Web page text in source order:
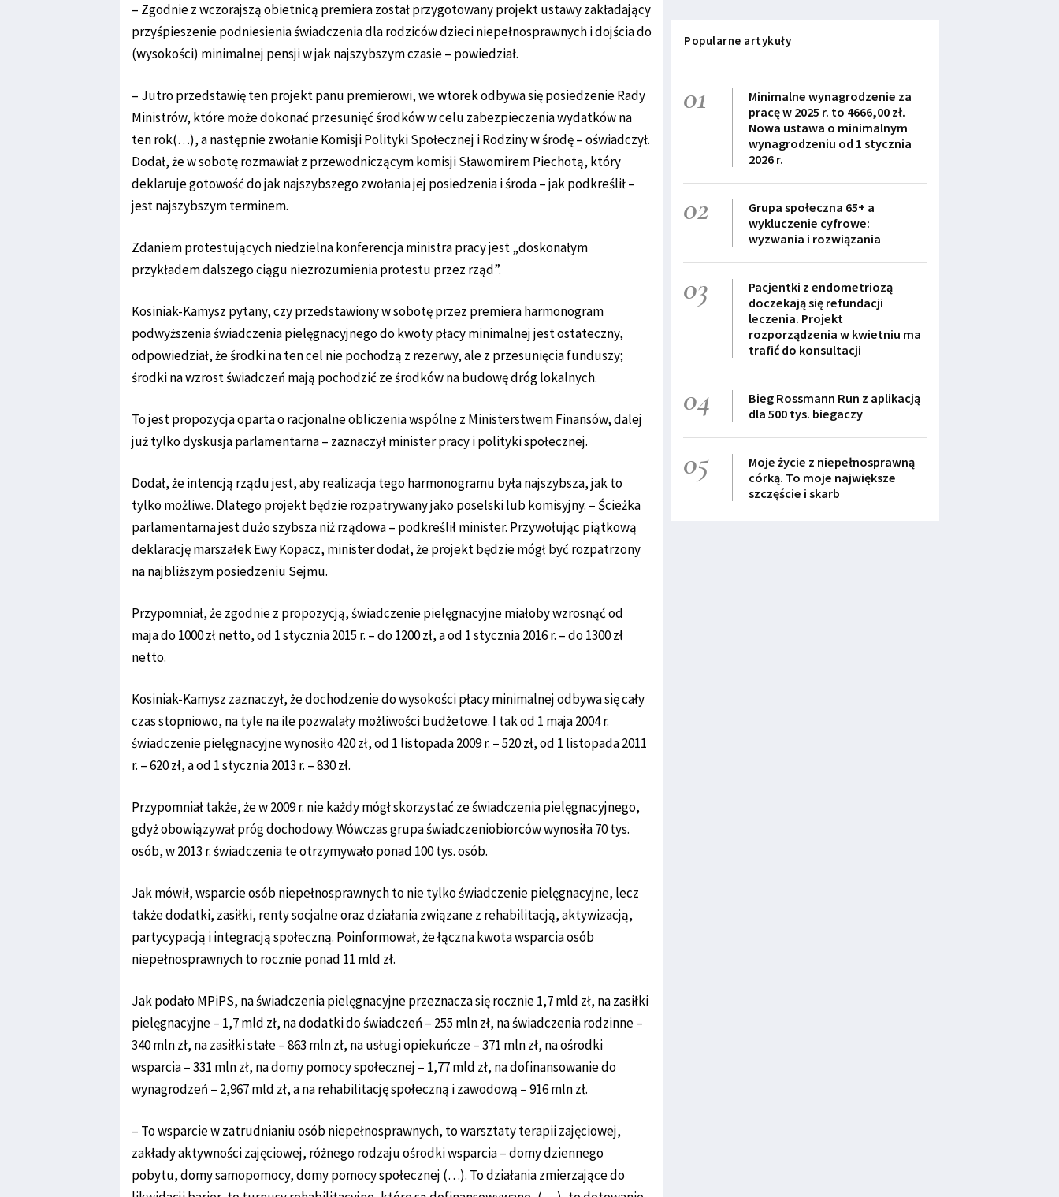
– Zgodnie z wczorajszą obietnicą premiera został przygotowany projekt ustawy zakładający
przyśpieszenie podniesienia świadczenia dla rodziców dzieci niepełnosprawnych i dojścia do
(wysokości) minimalnej pensji w jak najszybszym czasie – powiedział.
– Jutro przedstawię ten projekt panu premierowi, we wtorek odbywa się posiedzenie Rady
Ministrów, które może dokonać przesunięć środków w celu zabezpieczenia wydatków na
ten rok(…), a następnie zwołanie Komisji Polityki Społecznej i Rodziny w środę – oświadczył.
Dodał, że w sobotę rozmawiał z przewodniczącym komisji Sławomirem Piechotą, który
deklaruje gotowość do jak najszybszego zwołania jej posiedzenia i środa – jak podkreślił –
jest najszybszym terminem.
Zdaniem protestujących niedzielna konferencja ministra pracy jest „doskonałym
przykładem dalszego ciągu niezrozumienia protestu przez rząd”.
Kosiniak-Kamysz pytany, czy przedstawiony w sobotę przez premiera harmonogram
podwyższenia świadczenia pielęgnacyjnego do kwoty płacy minimalnej jest ostateczny,
odpowiedział, że środki na ten cel nie pochodzą z rezerwy, ale z przesunięcia funduszy;
środki na wzrost świadczeń mają pochodzić ze środków na budowę dróg lokalnych.
To jest propozycja oparta o racjonalne obliczenia wspólne z Ministerstwem Finansów, dalej
już tylko dyskusja parlamentarna – zaznaczył minister pracy i polityki społecznej.
Dodał, że intencją rządu jest, aby realizacja tego harmonogramu była najszybsza, jak to
tylko możliwe. Dlatego projekt będzie rozpatrywany jako poselski lub komisyjny. – Ścieżka
parlamentarna jest dużo szybsza niż rządowa – podkreślił minister. Przywołując piątkową
deklarację marszałek Ewy Kopacz, minister dodał, że projekt będzie mógł być rozpatrzony
na najbliższym posiedzeniu Sejmu.
Przypomniał, że zgodnie z propozycją, świadczenie pielęgnacyjne miałoby wzrosnąć od
maja do 1000 zł netto, od 1 stycznia 2015 r. – do 1200 zł, a od 1 stycznia 2016 r. – do 1300 zł
netto.
Kosiniak-Kamysz zaznaczył, że dochodzenie do wysokości płacy minimalnej odbywa się cały
czas stopniowo, na tyle na ile pozwalały możliwości budżetowe. I tak od 1 maja 2004 r.
świadczenie pielęgnacyjne wynosiło 420 zł, od 1 listopada 2009 r. – 520 zł, od 1 listopada 2011
r. – 620 zł, a od 1 stycznia 2013 r. – 830 zł.
Przypomniał także, że w 2009 r. nie każdy mógł skorzystać ze świadczenia pielęgnacyjnego,
gdyż obowiązywał próg dochodowy. Wówczas grupa świadczeniobiorców wynosiła 70 tys.
osób, w 2013 r. świadczenia te otrzymywało ponad 100 tys. osób.
Jak mówił, wsparcie osób niepełnosprawnych to nie tylko świadczenie pielęgnacyjne, lecz
także dodatki, zasiłki, renty socjalne oraz działania związane z rehabilitacją, aktywizacją,
partycypacją i integracją społeczną. Poinformował, że łączna kwota wsparcia osób
niepełnosprawnych to rocznie ponad 11 mld zł.
Jak podało MPiPS, na świadczenia pielęgnacyjne przeznacza się rocznie 1,7 mld zł, na zasiłki
pielęgnacyjne – 1,7 mld zł, na dodatki do świadczeń – 255 mln zł, na świadczenia rodzinne –
340 mln zł, na zasiłki stałe – 863 mln zł, na usługi opiekuńcze – 371 mln zł, na ośrodki
wsparcia – 331 mln zł, na domy pomocy społecznej – 1,77 mld zł, na dofinansowanie do
wynagrodzeń – 2,967 mld zł, a na rehabilitację społeczną i zawodową – 916 mln zł.
– To wsparcie w zatrudnianiu osób niepełnosprawnych, to warsztaty terapii zajęciowej,
zakłady aktywności zajęciowej, różnego rodzaju ośrodki wsparcia – domy dziennego
pobytu, domy samopomocy, domy pomocy społecznej (…). To działania zmierzające do
Popularne artykuły
01
Minimalne wynagrodzenie za
pracę w 2025 r. to 4666,00 zł.
Nowa ustawa o minimalnym
wynagrodzeniu od 1 stycznia
2026 r.
02
Grupa społeczna 65+ a
wykluczenie cyfrowe:
wyzwania i rozwiązania
03
Pacjentki z endometriozą
doczekają się refundacji
leczenia. Projekt
rozporządzenia w kwietniu ma
trafić do konsultacji
04
Bieg Rossmann Run z aplikacją
dla 500 tys. biegaczy
05
Moje życie z niepełnosprawną
córką. To moje największe
szczęście i skarb